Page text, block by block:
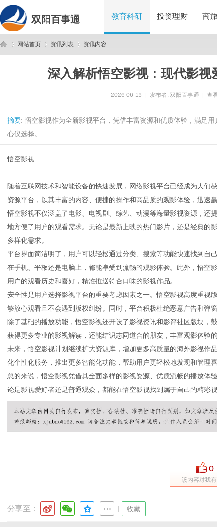
双阳百事通 教育科研 投资理财 商
网站首页 资讯列表 资讯内容
深入解析悟空影视：现代影
2026-06-16 发布者: 双阳百事通 查
摘要: 悟空影视作为全新影视平台，凭借丰富资源和优质体验，满足
心仪选择。...
悟空影视
随着互联网技术和智能设备的快速发展，网络影视平台已经成为人们
资源平台，以其丰富的内容、便捷的操作和高品质的观影体验，迅速
悟空影视不仅涵盖了电影、电视剧、综艺、动漫等海量影视资源，还
地方便了用户的观看需求。无论是最新上映的热门影片，还是经典的
多样化需求。
平台界面简洁明了，用户可以轻松通过分类、搜索等功能快速找到自
在手机、平板还是电脑上，都能享受到流畅的观影体验。此外，悟空
用户的观看历史和喜好，精准推送符合口味的影视作品。
安全性是用户选择影视平台的重要考虑因素之一。悟空影视高度重视
够放心观看且不会遇到版权纠纷。同时，平台积极杜绝恶意广告和弹
除了基础的播放功能，悟空影视还开设了影视资讯和影评社区版块，
获得更多专业的影视解读，还能结识志同道合的朋友，丰富观影体验
未来，悟空影视计划继续扩大资源库，增加更多高质量的海外影视作
化个性化服务，推出更多智能化功能，帮助用户更轻松地发现和管理
总的来说，悟空影视凭借其全面多样的影视资源、优质流畅的播放体
论是影视爱好者还是普通观众，都能在悟空影视找到属于自己的精彩
0
该内容对我
分享至： 收藏